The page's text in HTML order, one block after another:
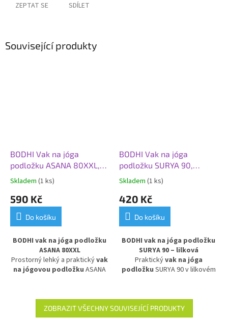
ZEPTAT SE SDÍLET
Související produkty
BODHI Vak na jóga
podložku ASANA 80XXL,
zelená tmavá
Skladem (1 ks)
590 Kč
Do košíku
BODHI vak na jóga podložku
ASANA 80XXL
Prostorný lehký a praktickývak
na jógovou podložku ASANA
omyvatelného materiálu,
chrání podložku před vlhkostí a
nečistotami. Ideální pro
BODHI Vak na jóga
podložku SURYA 90,
lilková
Skladem (1 ks)
420 Kč
Do košíku
BODHI vak na jóga podložku
SURYA 90 – lilková
Praktickývak na jóga
podložku SURYA 90 v lilkovém
vlny. Vyroben z pevné
bavlny, zajišťuje odolnost a
dlouhou životnost. Ideální pro
ZOBRAZIT VŠECHNY SOUVISEJÍCÍ PRODUKTY